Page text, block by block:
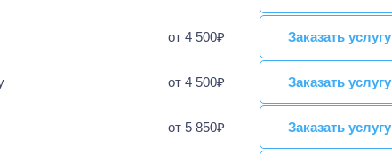
от 4 500₽ Заказать услугу
Заказать услугу
от 4 500₽ Заказать услугу
Заказать услугу
от 5 850₽ Заказать услугу
Заказать услугу